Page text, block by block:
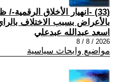
(33) -انهيار الأخلاق
بالأعراض بسبب الاختلاف
اسعد عبدالله عبدعلي
2026 / 8 / 8
مواضيع وابحاث سياسية